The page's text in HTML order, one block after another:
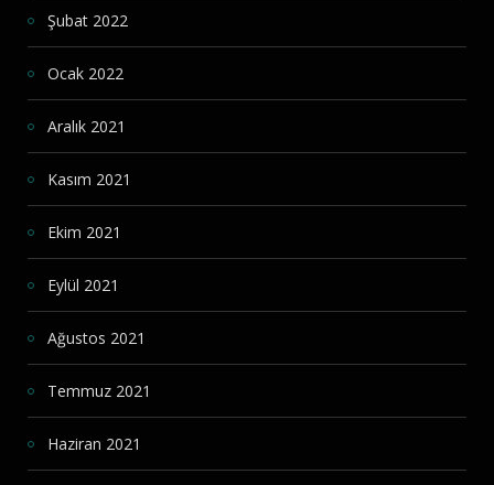
Şubat 2022
Ocak 2022
Aralık 2021
Kasım 2021
Ekim 2021
Eylül 2021
Ağustos 2021
Temmuz 2021
Haziran 2021